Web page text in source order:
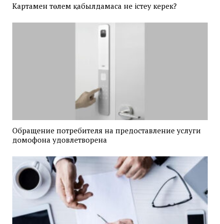
Картамен төлем қабылдамаса не істеу керек?
Обращение потребителя на предоставление услуги
домофона удовлетворена